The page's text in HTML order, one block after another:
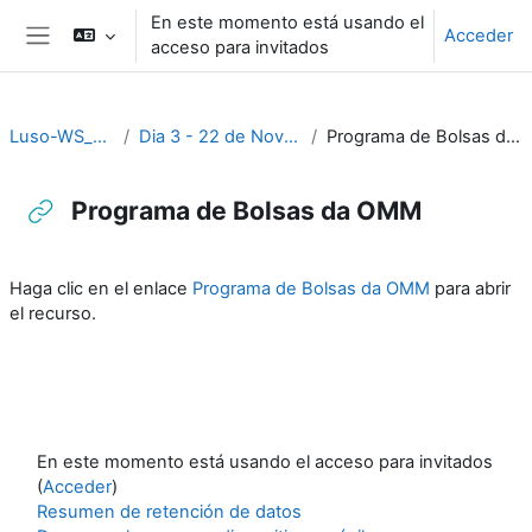
Salta al contenido principal
Panel lateral
En este momento está usando el
acceso para invitados
Acceder
Luso-WS_2023 Dia 3 - 22 de Novembro Programa de Bolsas da OMM
Programa de Bolsas da OMM
Haga clic en el enlace Programa de Bolsas da OMM para abrir
el recurso.
En este momento está usando el acceso para invitados
(Acceder)
Resumen de retención de datos